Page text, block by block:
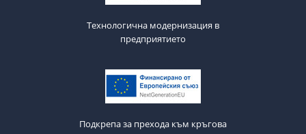
Технологична модернизация в
предприятието
Подкрепа за прехода към кръгова